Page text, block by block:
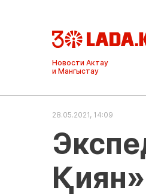
Ақтау және
Манғыстау
жаңалықтары
28.05.2021, 14:09